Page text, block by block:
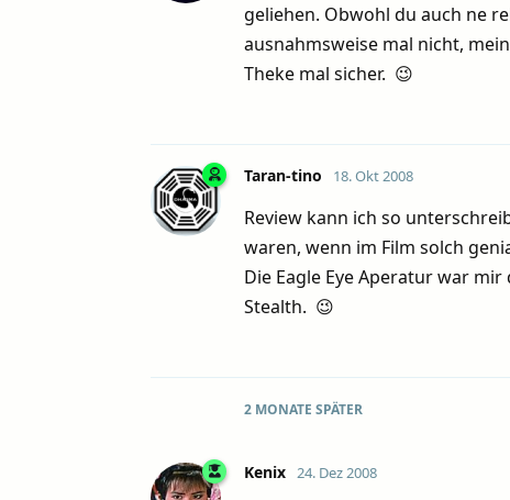
geliehen. Obwohl du auch ne
ausnahmsweise mal nicht,
Theke mal sicher. 😉
Taran-tino 18. Okt 2008
Review kann ich so
waren, wenn im Film solch
Die Eagle Eye Aperatur war
Stealth. 😉
2 MONATE SPÄTER
Kenix 24. Dez 2008